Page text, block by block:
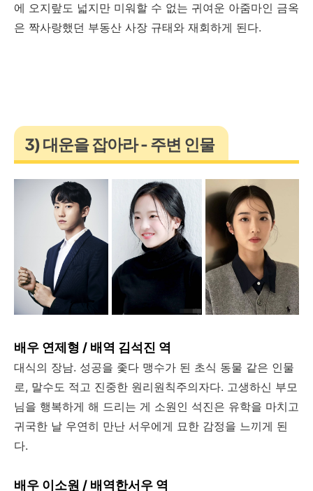
에 오지랖도 넓지만 미워할 수 없는 귀여운 아줌마인 금옥
은 짝사랑했던 부동산 사장 규태와 재회하게 된다.
3) 대운을 잡아라 - 주변 인물
배우 연제형 / 배역 김석진 역
대식의 장남. 성공을 좇다 맹수가 된 초식 동물 같은 인물
로, 말수도 적고 진중한 원리원칙주의자다. 고생하신 부모
님을 행복하게 해 드리는 게 소원인 석진은 유학을 마치고
귀국한 날 우연히 만난 서우에게 묘한 감정을 느끼게 된
다.
배우 이소원 / 배역한서우 역